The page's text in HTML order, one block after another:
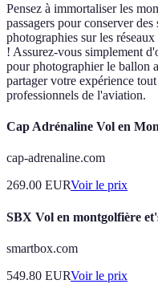
Pensez à immortaliser les
passagers pour conserver
photographies sur les
! Assurez-vous simplement
pour photographier le ballon
partager votre expérience
professionnels de l'aviation.
Cap Adrénaline Vol en
cap-adrenaline.com
269.00 EURVoir le prix
SBX Vol en montgolfière
smartbox.com
549.80 EURVoir le prix